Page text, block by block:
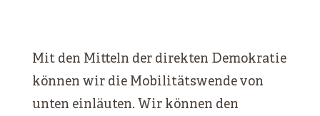
Mit den Mitteln der direkten Demokratie
können wir die Mobilitätswende von
unten einläuten. Wir können den